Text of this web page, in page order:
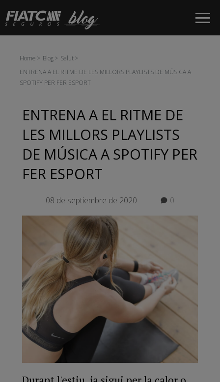
Salta al contingut principal
Home Blog
Salut
ENTRENA A EL RITME DE LES MILLORS PLAYLISTS DE MÚSICA A
SPOTIFY PER FER ESPORT
ENTRENA A EL RITME DE
LES MILLORS PLAYLISTS
DE MÚSICA A SPOTIFY PER
FER ESPORT
08 de septiembre de 2020 0